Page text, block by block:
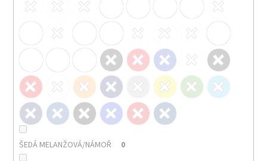
ŠEDÁ MELANŽOVÁ/NÁMOŘ 0
Kč